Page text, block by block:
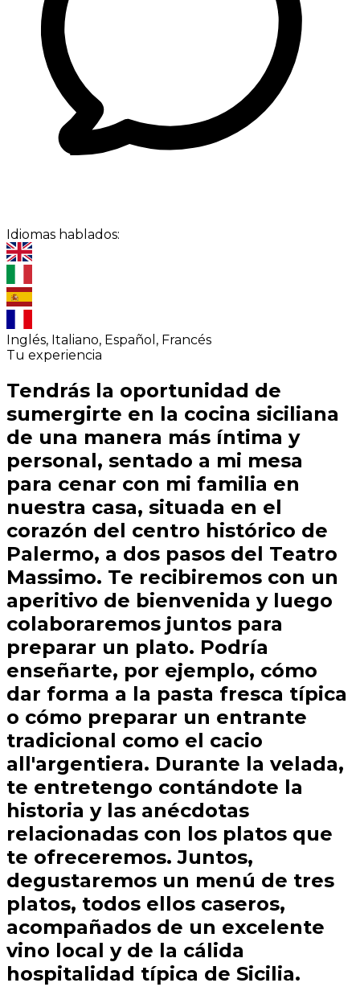
Idiomas hablados:
Inglés, Italiano, Español, Francés
Tu experiencia
Tendrás la oportunidad de
sumergirte en la cocina siciliana
de una manera más íntima y
personal, sentado a mi mesa
para cenar con mi familia en
nuestra casa, situada en el
corazón del centro histórico de
Palermo, a dos pasos del Teatro
Massimo. Te recibiremos con un
aperitivo de bienvenida y luego
colaboraremos juntos para
preparar un plato. Podría
enseñarte, por ejemplo, cómo
dar forma a la pasta fresca típica
o cómo preparar un entrante
tradicional como el cacio
all'argentiera. Durante la velada,
te entretengo contándote la
historia y las anécdotas
relacionadas con los platos que
te ofreceremos. Juntos,
degustaremos un menú de tres
platos, todos ellos caseros,
acompañados de un excelente
vino local y de la cálida
hospitalidad típica de Sicilia.